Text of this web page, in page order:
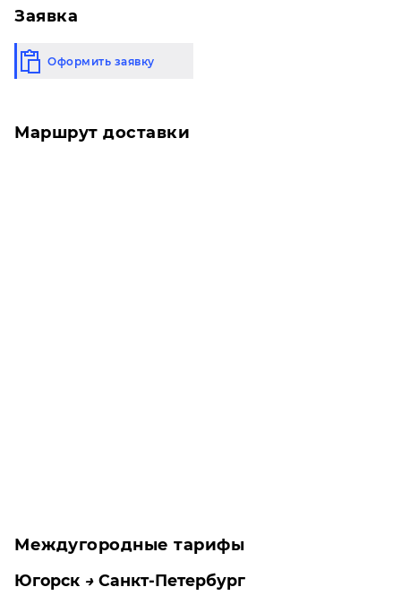
Заявка
Оформить заявку
Маршрут доставки
Междугородные тарифы
Югорск Санкт-Петербург